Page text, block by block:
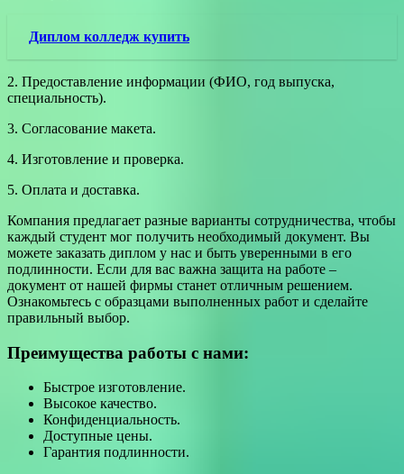
Диплом колледж купить
2. Предоставление информации (ФИО, год выпуска,
специальность).
3. Согласование макета.
4. Изготовление и проверка.
5. Оплата и доставка.
Компания предлагает разные варианты сотрудничества, чтобы
каждый студент мог получить необходимый документ. Вы
можете заказать диплом у нас и быть уверенными в его
подлинности. Если для вас важна защита на работе –
документ от нашей фирмы станет отличным решением.
Ознакомьтесь с образцами выполненных работ и сделайте
правильный выбор.
Преимущества работы с нами:
Быстрое изготовление.
Высокое качество.
Конфиденциальность.
Доступные цены.
Гарантия подлинности.